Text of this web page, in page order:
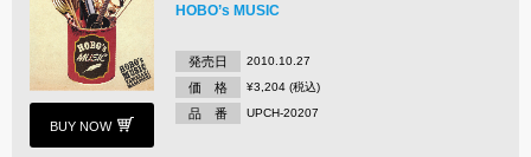
BUY NOW
HOBO’s MUSIC
発売日 2010.10.27
価 格 ¥3,204 (税込)
品 番 UPCH-20207